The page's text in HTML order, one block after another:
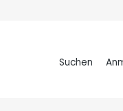
Suchen